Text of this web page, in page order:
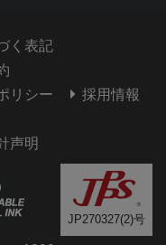
く表記
リシー
採用情報
声明
JP270327(2)号